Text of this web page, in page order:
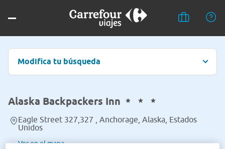
Modifica tu búsqueda
Alaska Backpackers Inn
Eagle Street 327,327 , Anchorage, Alaska, Estados
Unidos
Ver en el mapa